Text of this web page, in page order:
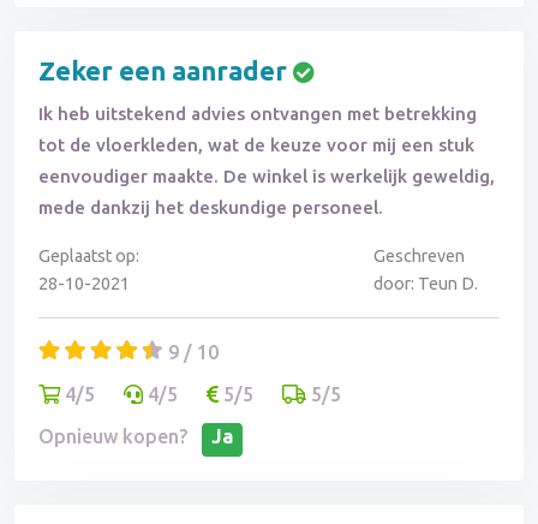
Zeker een aanrader
Ik heb uitstekend advies ontvangen met betrekking
tot de vloerkleden, wat de keuze voor mij een stuk
eenvoudiger maakte. De winkel is werkelijk geweldig,
mede dankzij het deskundige personeel.
Geplaatst op:
28-10-2021
Geschreven
door: Teun D.
9 / 10
4/5
4/5 5/5
5/5
Opnieuw kopen?
Ja